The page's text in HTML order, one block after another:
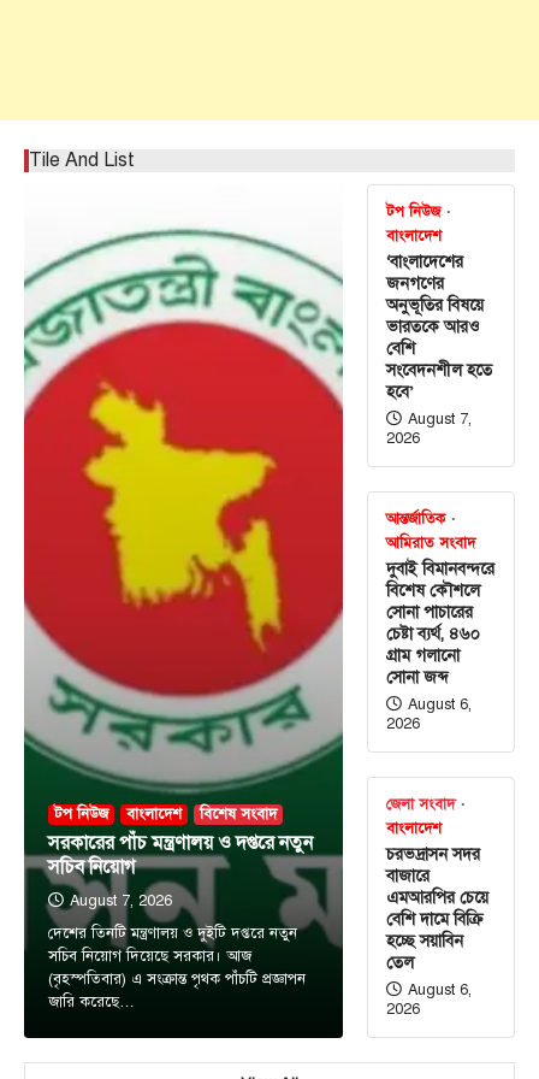
Tile And List
টপ নিউজ বাংলাদেশ বিশেষ সংবাদ
সরকারের পাঁচ মন্ত্রণালয় ও দপ্তরে নতুন
সচিব নিয়োগ
August 7, 2026
দেশের তিনটি মন্ত্রণালয় ও দুইটি দপ্তরে নতুন
সচিব নিয়োগ দিয়েছে সরকার। আজ
(বৃহস্পতিবার) এ সংক্রান্ত পৃথক পাঁচটি প্রজ্ঞাপন
জারি করেছে…
টপ নিউজ
বাংলাদেশ
‘বাংলাদেশের
জনগণের
অনুভূতির বিষয়ে
ভারতকে আরও
বেশি
সংবেদনশীল হতে
হবে’
August 7,
2026
আন্তর্জাতিক
আমিরাত সংবাদ
দুবাই বিমানবন্দরে
বিশেষ কৌশলে
সোনা পাচারের
চেষ্টা ব্যর্থ, ৪৬০
গ্রাম গলানো
সোনা জব্দ
August 6,
2026
জেলা সংবাদ
বাংলাদেশ
চরভদ্রাসন সদর
বাজারে
এমআরপির চেয়ে
বেশি দামে বিক্রি
হচ্ছে সয়াবিন
তেল
August 6,
2026
টপ নিউজ
‘ফ্যামিলি কার্ড’ কর্মসূচির উদ্বোধন আগামী ১৬
আগস্ট : সমাজকল্যাণ মন্ত্রী